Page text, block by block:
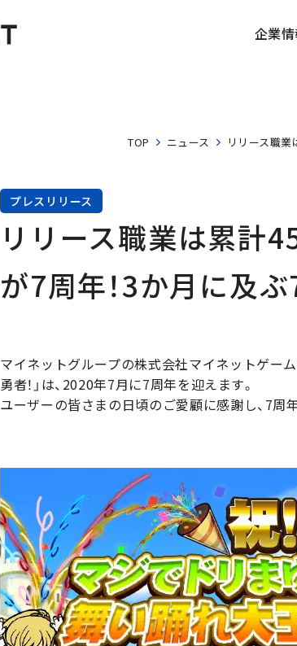
企業
TOP ニュース リリース職業
プレスリリース
リリース職業は累計
が7周年！3か月に及
マイネットグループの株式会社マイネットゲーム
勇者！」は、2020年7月に7周年を迎えます。
ユーザーの皆さまの日頃のご愛顧に感謝し、7周